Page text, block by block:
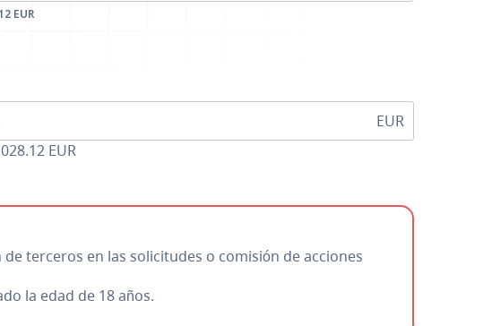
EUR
EUR
EUR
terceros en las solicitudes o comisión de acciones
la edad de 18 años.